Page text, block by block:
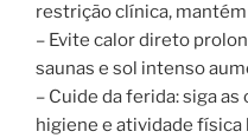
restrição clínica,
– Evite calor direto
saunas e sol intenso
– Cuide da ferida: siga
higiene e atividade física